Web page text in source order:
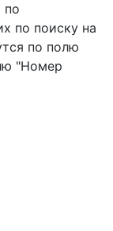
по
по поиску на
по полю
"Номер